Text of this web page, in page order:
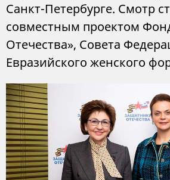
Санкт-Петербурге. Смотр
совместным проектом
Отечества», Совета
Евразийского женского